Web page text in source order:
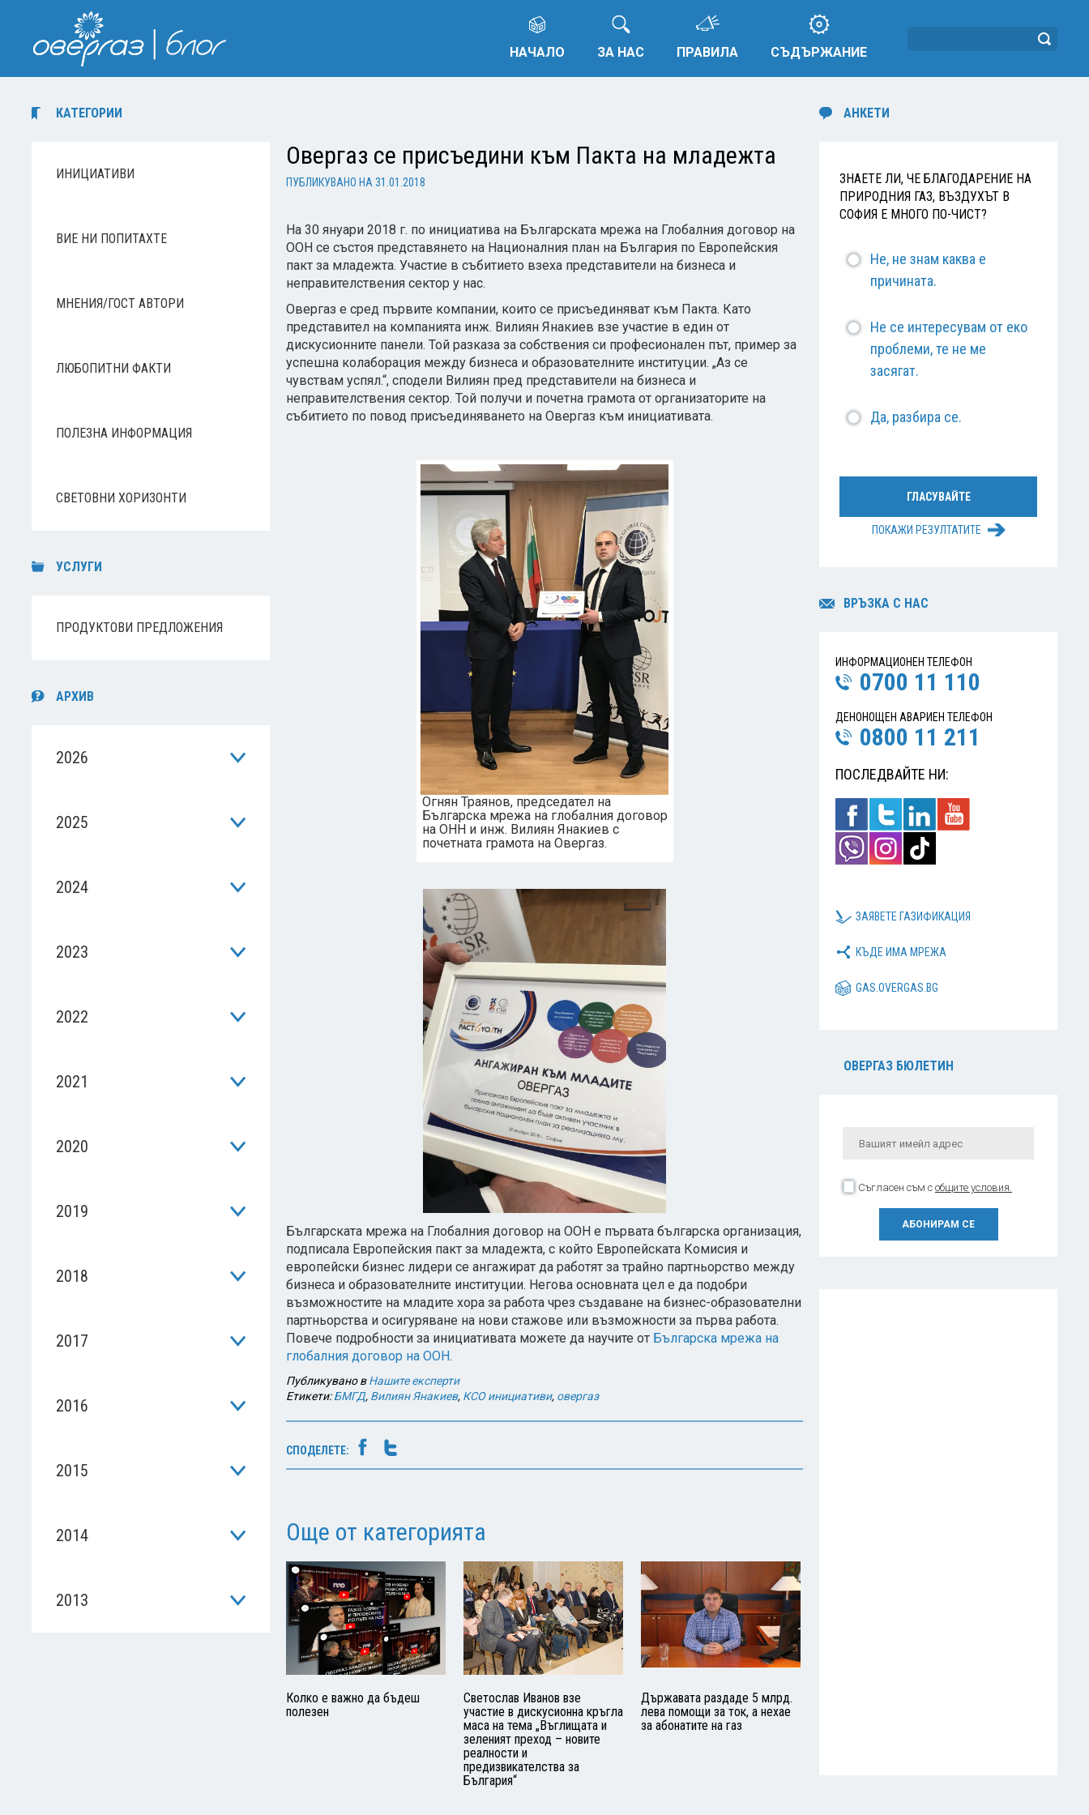
НАЧАЛО ЗА НАС ПРАВИЛА СЪДЪРЖАНИЕ
КАТЕГОРИИ
ИНИЦИАТИВИ
ВИЕ НИ ПОПИТАХТЕ
МНЕНИЯ/ГОСТ АВТОРИ
ЛЮБОПИТНИ ФАКТИ
ПОЛЕЗНА ИНФОРМАЦИЯ
СВЕТОВНИ ХОРИЗОНТИ
УСЛУГИ
ПРОДУКТОВИ ПРЕДЛОЖЕНИЯ
АРХИВ
2026
2025
2024
2023
2022
2021
2020
2019
2018
2017
2016
2015
2014
2013
Овергаз се присъедини към Пакта на младежта
ПУБЛИКУВАНО НА 31.01.2018
На 30 януари 2018 г. по инициатива на Българската мрежа на Глобалния договор на
ООН се състоя представянето на Националния план на България по Европейския
пакт за младежта. Участие в събитието взеха представители на бизнеса и
неправителствения сектор у нас.
Овергаз е сред първите компании, които се присъединяват към Пакта. Като
представител на компанията инж. Вилиян Янакиев взе участие в един от
дискусионните панели. Той разказа за собствения си професионален път, пример за
успешна колаборация между бизнеса и образователните институции. „Аз се
чувствам успял.“, сподели Вилиян пред представители на бизнеса и
неправителствения сектор. Той получи и почетна грамота от организаторите на
събитието по повод присъединяването на Овергаз към инициативата.
Огнян Траянов, председател на
Българска мрежа на глобалния договор
на ОНН и инж. Вилиян Янакиев с
почетната грамота на Овергаз.
Българската мрежа на Глобалния договор на ООН е първата българска организация,
подписала Европейския пакт за младежта, с който Европейската Комисия и
европейски бизнес лидери се ангажират да работят за трайно партньорство между
бизнеса и образователните институции. Негова основната цел е да подобри
възможностите на младите хора за работа чрез създаване на бизнес-образователни
партньорства и осигуряване на нови стажове или възможности за първа работа.
Повече подробности за инициативата можете да научите от Българска мрежа на
глобалния договор на ООН.
Публикувано вНашите експерти
Етикети:БМГД, Вилиян Янакиев, КСО инициативи, овергаз
СПОДЕЛЕТЕ:
Още от категорията
Колко е важно да бъдеш
полезен
Светослав Иванов взе
участие в дискусионна кръгла
маса на тема „Въглищата и
зеленият преход – новите
реалности и
предизвикателства за
България“
Държавата раздаде 5 млрд.
лева помощи за ток, а нехае
за абонатите на газ
АНКЕТИ
ЗНАЕТЕ ЛИ, ЧЕ БЛАГОДАРЕНИЕ НА
ПРИРОДНИЯ ГАЗ, ВЪЗДУХЪТ В
СОФИЯ Е МНОГО ПО-ЧИСТ?
Не, не знам каква е
причината.
Не се интересувам от еко
проблеми, те не ме
засягат.
Да, разбира се.
ПОКАЖИ РЕЗУЛТАТИТЕ
ВРЪЗКА С НАС
ИНФОРМАЦИОНЕН ТЕЛЕФОН
0700 11 110
ДЕНОНОЩЕН АВАРИЕН ТЕЛЕФОН
0800 11 211
ПОСЛЕДВАЙТЕ НИ:
ЗАЯВЕТЕ ГАЗИФИКАЦИЯ
КЪДЕ ИМА МРЕЖА
GAS.OVERGAS.BG
ОВЕРГАЗ БЮЛЕТИН
Съгласен съм с общите условия.